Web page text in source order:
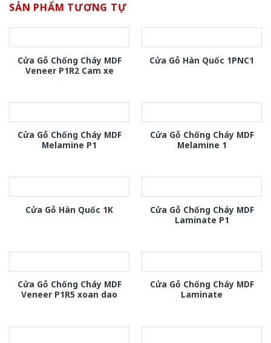
SẢN PHẨM TƯƠNG TỰ
Cửa Gỗ Chống Cháy MDF
Veneer P1R2 Cam xe
Cửa Gỗ Hàn Quốc 1PNC1
Cửa Gỗ Chống Cháy MDF
Melamine P1
Cửa Gỗ Chống Cháy MDF
Melamine 1
Cửa Gỗ Hàn Quốc 1K
Cửa Gỗ Chống Cháy MDF
Laminate P1
Cửa Gỗ Chống Cháy MDF
Veneer P1R5 xoan dao
Cửa Gỗ Chống Cháy MDF
Laminate